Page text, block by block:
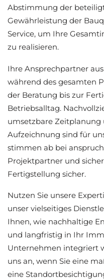
Abstimmung der
Gewährleistung der
Service, um Ihre
zu realisieren.
Ihre Ansprechpartner
während des gesamten
der Beratung bis zur
Betriebsalltag.
umsetzbare
Aufzeichnung sind für
stimmen ab bei
Projektpartner und
Fertigstellung sicher.
Nutzen Sie unsere
unser vielseitiges
Ihnen, wie nachhaltige
und langfristig in Ihr
Unternehmen integriert
uns an, wenn Sie eine
eine